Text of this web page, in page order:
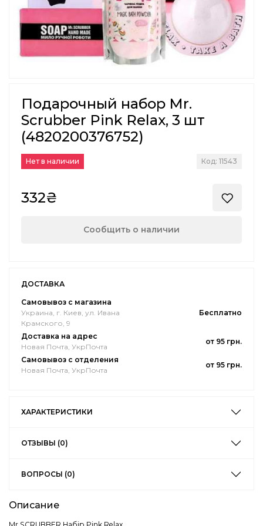
Подарочный набор Mr.
Scrubber Pink Relax, 3 шт
(4820200376752)
Нет в наличии Код: 11543
332₴
Сообщить о наличии
ДОСТАВКА
Самовывоз с магазина
Украина, г. Киев, ул. Ивана
Крамского, 9
Бесплатно
Доставка на адрес
Новая Почта, УкрПочта
от 95 грн.
Самовывоз с отделения
Новая Почта, УкрПочта
от 95 грн.
ХАРАКТЕРИСТИКИ
ОТЗЫВЫ (0)
ВОПРОСЫ (0)
Описание